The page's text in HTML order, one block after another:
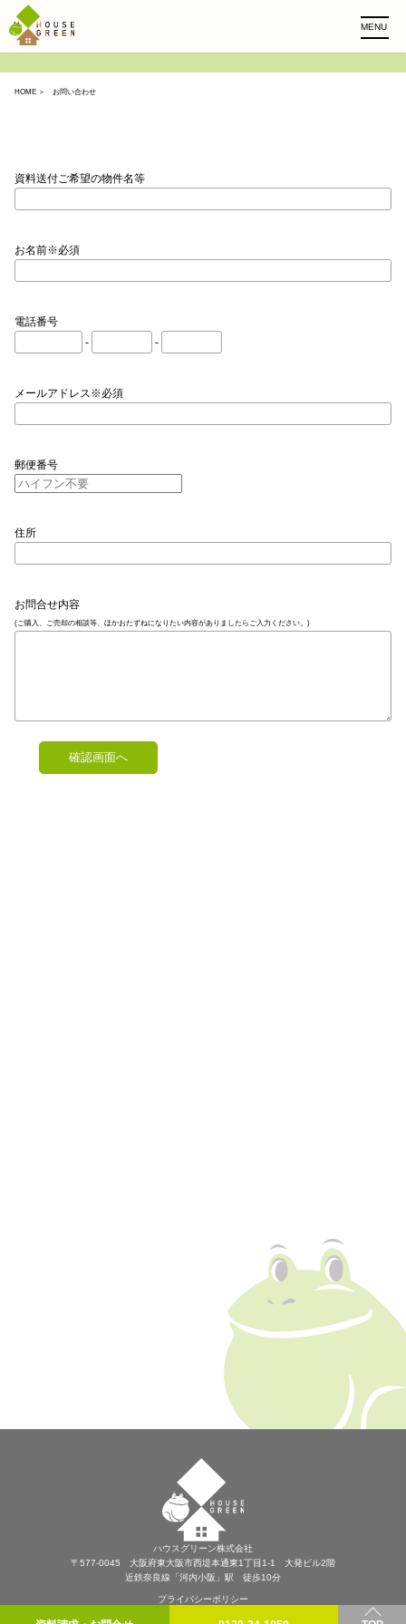
MENU
HOME ＞ お問い合わせ
資料送付ご希望の物件名等
お名前※必須
電話番号
-
-
メールアドレス※必須
郵便番号
住所
お問合せ内容
(ご購入、ご売却の相談等、ほかおたずねになりたい内容がありましたらご入力ください。)
ハウスグリーン株式会社
〒577-0045 大阪府東大阪市西堤本通東1丁目1-1 大発ビル2階
近鉄奈良線「河内小阪」駅 徒歩10分
プライバシーポリシー